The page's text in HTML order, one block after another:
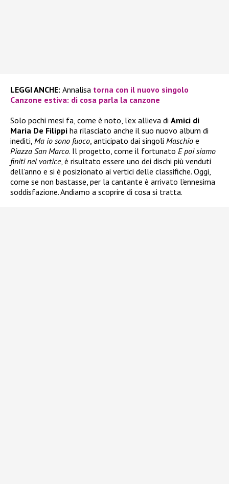
LEGGI ANCHE: Annalisa torna con il nuovo singolo
Canzone estiva: di cosa parla la canzone
Solo pochi mesi fa, come è noto, l’ex allieva di Amici di
Maria De Filippi ha rilasciato anche il suo nuovo album di
inediti, Ma io sono fuoco , anticipato dai singoli Maschio e
Piazza San Marco. Il progetto, come il fortunato E poi siamo
finiti nel vortice, è risultato essere uno dei dischi più venduti
dell’anno e si è posizionato ai vertici delle classifiche. Oggi,
come se non bastasse, per la cantante è arrivato l’ennesima
soddisfazione. Andiamo a scoprire di cosa si tratta.